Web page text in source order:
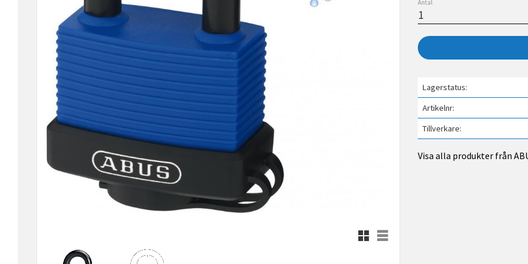
Rutnätsvy
Listvy
Antal
Lagerstatus
Artikelnr
Tillverkare
Visa alla produkter från